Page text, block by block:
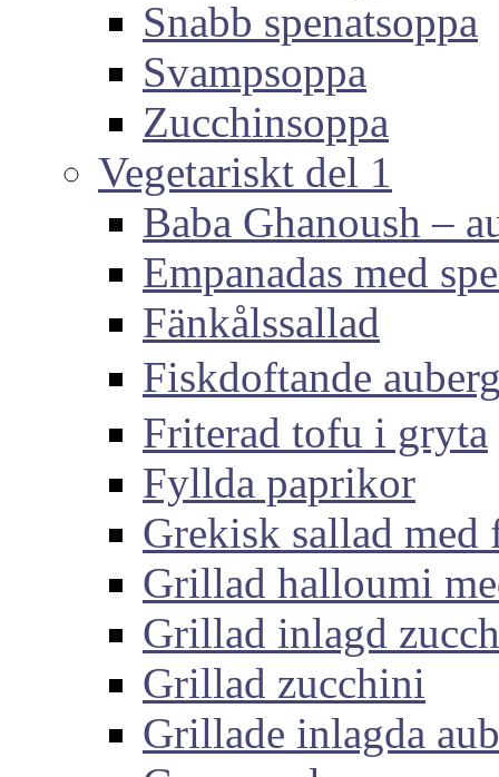
Snabb spenatsoppa
Svampsoppa
Zucchinsoppa
Vegetariskt del 1
Baba Ghanoush –
Empanadas med
Fänkålssallad
Fiskdoftande
Friterad tofu i gryta
Fyllda paprikor
Grekisk sallad med
Grillad halloumi
Grillad inlagd
Grillad zucchini
Grillade inlagda